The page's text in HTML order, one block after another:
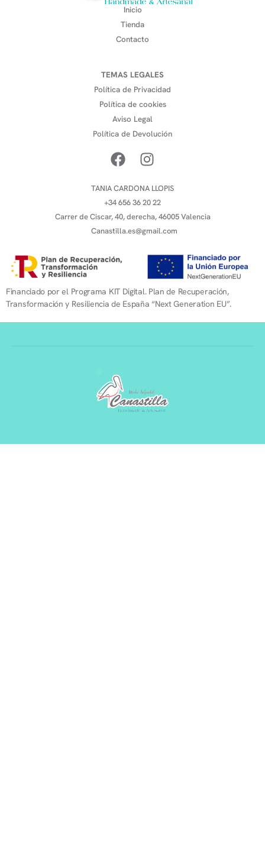
Inicio
Tienda
Contacto
TEMAS LEGALES
Política de Privacidad
Política de cookies
Aviso Legal
Política de Devolución
TANIA CARDONA LLOPIS
+34 656 36 20 22
Carrer de Ciscar, 40, derecha, 46005 Valencia
Canastilla.es@gmail.com
Financiado por el Programa KIT Digital. Plan de Recuperación,
Transformación y Resiliencia de España “Next Generation EU”.